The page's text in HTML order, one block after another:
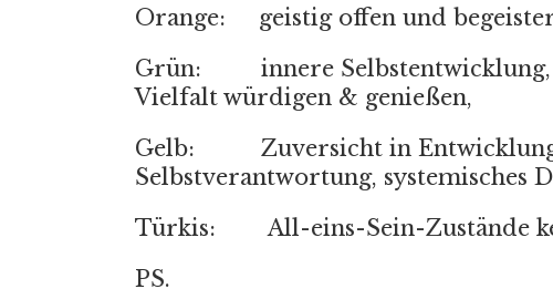
Orange:
geistig offen und
Grün:
innere
Vielfalt würdigen & genießen,
Gelb:
Zuversicht in
Selbstverantwortung, systemisches
Türkis:
All-eins-Sein-Zustände
PS.